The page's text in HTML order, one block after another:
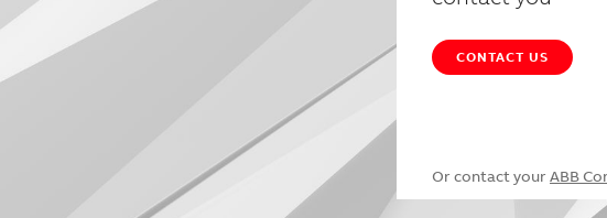
CONTACT US
Or contact your ABB